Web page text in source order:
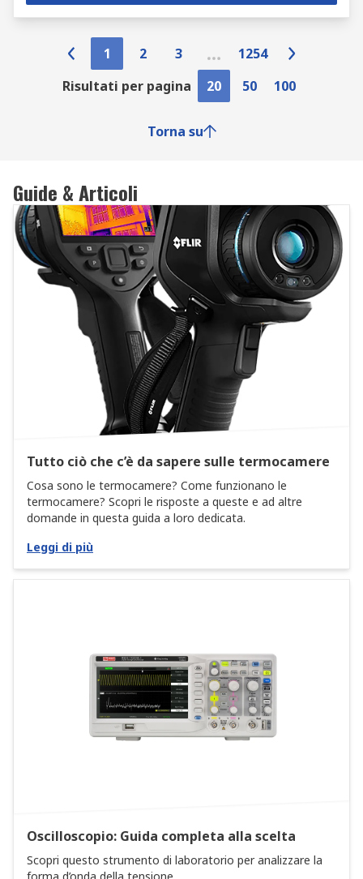
1 2 3
1254
Risultati per pagina
20 50 100
Torna su
Guide & Articoli
Tutto ciò che c’è da sapere sulle termocamere
Cosa sono le termocamere? Come funzionano le
termocamere? Scopri le risposte a queste e ad altre
domande in questa guida a loro dedicata.
Leggi di più
Oscilloscopio: Guida completa alla scelta
Scopri questo strumento di laboratorio per analizzare la